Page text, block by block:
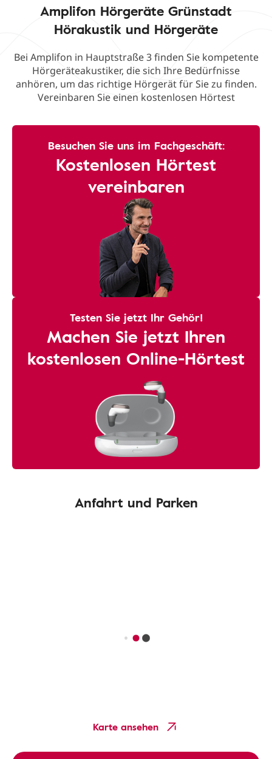
Amplifon Hörgeräte Grünstadt
Hörakustik und Hörgeräte
Bei Amplifon in Hauptstraße 3 finden Sie kompetente
Hörgeräteakustiker, die sich Ihre Bedürfnisse
anhören, um das richtige Hörgerät für Sie zu finden.
Vereinbaren Sie einen kostenlosen Hörtest
Besuchen Sie uns im Fachgeschäft:
Kostenlosen Hörtest
vereinbaren
Testen Sie jetzt Ihr Gehör!
Machen Sie jetzt Ihren
kostenlosen Online-Hörtest
Anfahrt und Parken
Karte ansehen